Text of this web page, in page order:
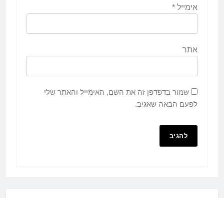
אימייל *
אתר
שמור בדפדפן זה את השם, האימייל והאתר שלי
לפעם הבאה שאגיב.